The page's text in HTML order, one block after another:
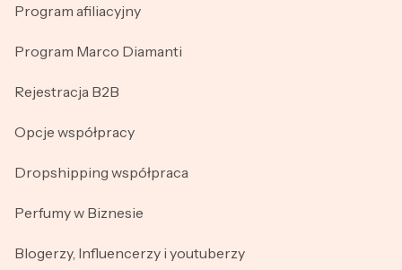
Program afiliacyjny
Program Marco Diamanti
Rejestracja B2B
Opcje współpracy
Dropshipping współpraca
Perfumy w Biznesie
Blogerzy, Influencerzy i youtuberzy